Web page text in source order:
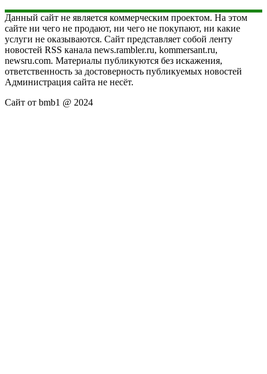
Данный сайт не является коммерческим проектом. На этом
сайте ни чего не продают, ни чего не покупают, ни какие
услуги не оказываются. Сайт представляет собой ленту
новостей RSS канала news.rambler.ru, kommersant.ru,
newsru.com. Материалы публикуются без искажения,
ответственность за достоверность публикуемых новостей
Администрация сайта не несёт.
Сайт от bmb1 @ 2024